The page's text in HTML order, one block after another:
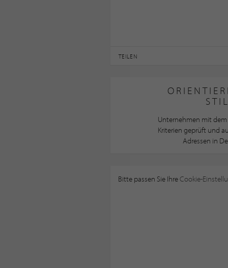
TEILEN
Unternehmen mit dem
Kriterien geprüft und
Adressen in
Bitte passen Sie IhreCookie-